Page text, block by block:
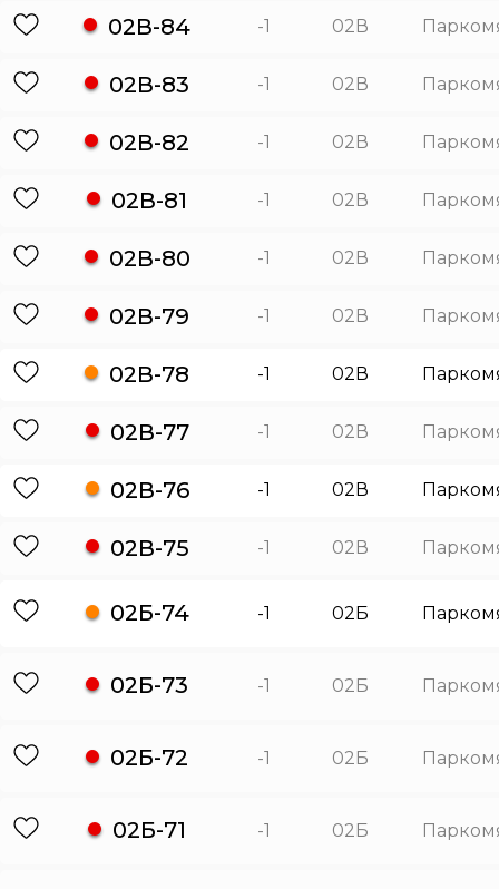
02В-84 -1 02В
02В-83 -1 02В
02В-82 -1 02В
02В-81 -1 02В
02В-80 -1 02В
02В-79 -1 02В
02В-78 -1 02В
02В-77 -1 02В
02В-76 -1 02В
02В-75 -1 02В
02Б-74 -1 02Б
02Б-73 -1 02Б
02Б-72 -1 02Б
02Б-71 -1 02Б